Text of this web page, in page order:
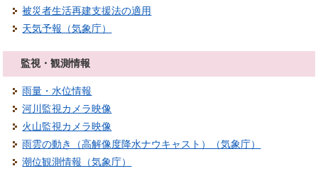
被災者生活再建支援法の適用
天気予報（気象庁）
監視・観測情報
雨量・水位情報
河川監視カメラ映像
火山監視カメラ映像
雨雲の動き（高解像度降水ナウキャスト）（気象庁）
潮位観測情報（気象庁）